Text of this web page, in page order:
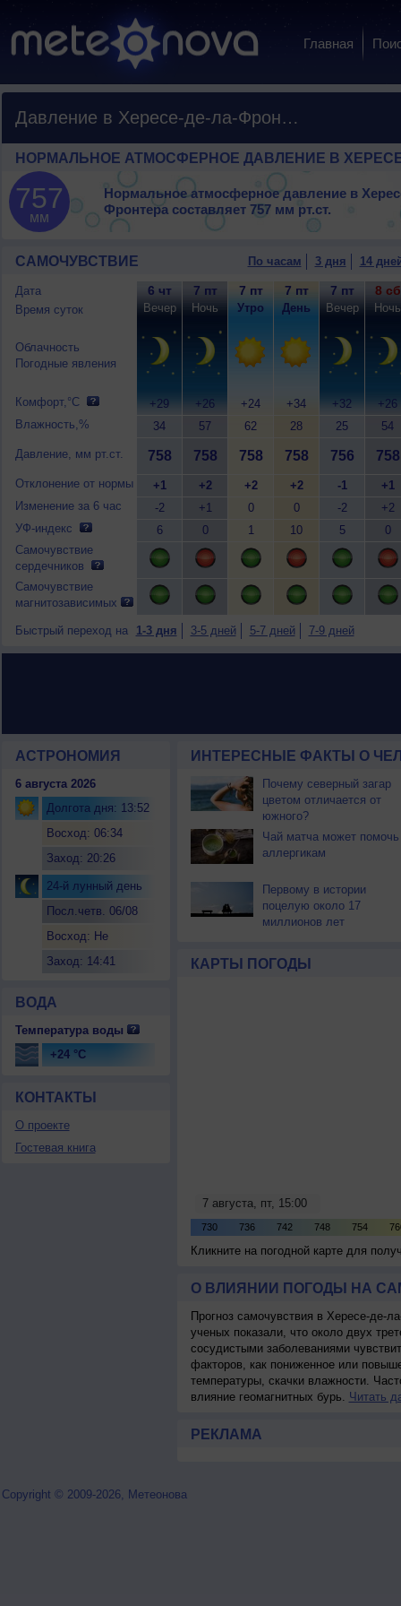
Главная
Давление в Хересе-де-ла-Фронтера
НОРМАЛЬНОЕ АТМОСФЕРНОЕ ДАВЛЕНИЕ В
757
мм
Нормальное атмосферное давление в
Фронтера составляет 757 мм рт.ст.
САМОЧУВСТВИЕ По часам 3 дня 14
Дата
Время суток
Облачность
Погодные явления
Комфорт,°C
Влажность,%
Давление, мм рт.ст.
Отклонение от нормы
Изменение за 6 час
УФ-индекс
Самочувствие
сердечников
Самочувствие
магнитозависимых
6 чт
Вечер
+29
34
758
+1
-2
6
7 пт
Ночь
+26
57
758
+2
+1
0
7 пт
Утро
+24
62
758
+2
0
1
7 пт
День
+34
28
758
+2
0
10
7 пт
Вечер
+32
25
756
-1
-2
5
8 сб
Ночь
+26
54
758
+1
+2
0
Быстрый переход на 1-3 дня 3-5 дней 5-7 дней 7-9 дней
АСТРОНОМИЯ
6 августа 2026
Долгота дня: 13:52
Восход: 06:34
Заход: 20:26
24-й лунный день
Посл.четв. 06/08
Восход: Не
Заход: 14:41
ВОДА
Температура воды
+24 °C
КОНТАКТЫ
О проекте
Гостевая книга
ИНТЕРЕСНЫЕ ФАКТЫ О
Почему северный загар
цветом отличается от
южного?
Чай матча может помочь
аллергикам
Первому в истории
поцелую около 17
миллионов лет
КАРТЫ ПОГОДЫ
Кликните на погодной карте для
О ВЛИЯНИИ ПОГОДЫ НА
Прогноз самочувствия в Хересе-де-
ученых показали, что около двух
сосудистыми заболеваниями
факторов, как пониженное или
температуры, скачки влажности.
влияние геомагнитных бурь. Читать
РЕКЛАМА
Copyright © 2009-2026, Метеонова